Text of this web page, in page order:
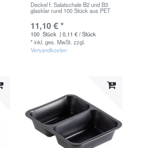
Deckel f. Salatschale B2 und B3
glasklar rund 100 Stück aus PET
11,10 € *
100 Stück | 0,11 € / Stück
*inkl. ges. MwSt. zzgl.
Versandkosten